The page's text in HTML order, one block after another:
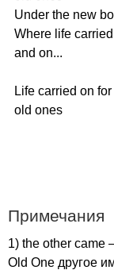
Under the new
Where life carried
and on...
Life carried on for
old ones
Примечания
1) the other came
Old One другое